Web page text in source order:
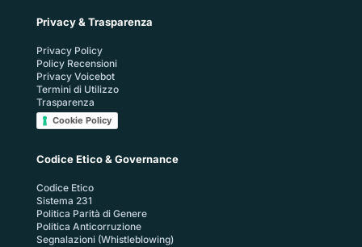
Privacy & Trasparenza
Privacy Policy
Policy Recensioni
Privacy Voicebot
Termini di Utilizzo
Trasparenza
Cookie Policy
Codice Etico & Governance
Codice Etico
Sistema 231
Politica Parità di Genere
Politica Anticorruzione
Segnalazioni (Whistleblowing)